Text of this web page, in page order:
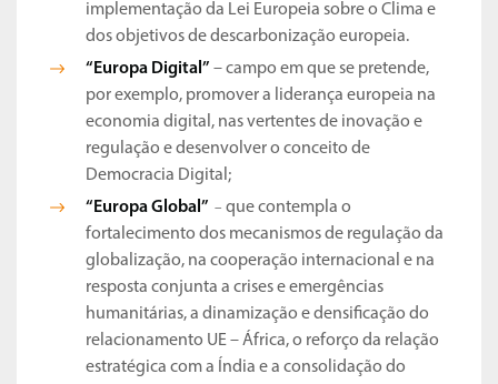
implementação da Lei Europeia sobre o Clima e
dos objetivos de descarbonização europeia.
“Europa Digital” – campo em que se pretende,
por exemplo, promover a liderança europeia na
economia digital, nas vertentes de inovação e
regulação e desenvolver o conceito de
Democracia Digital;
“Europa Global” – que contempla o
fortalecimento dos mecanismos de regulação da
globalização, na cooperação internacional e na
resposta conjunta a crises e emergências
humanitárias, a dinamização e densificação do
relacionamento UE – África, o reforço da relação
estratégica com a Índia e a consolidação do